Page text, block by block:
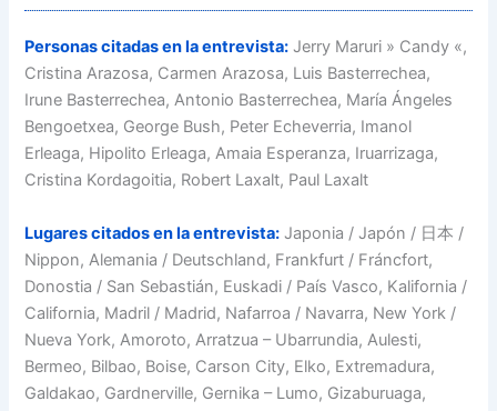
Personas citadas en la entrevista: Jerry Maruri » Candy «,
Cristina Arazosa, Carmen Arazosa, Luis Basterrechea,
Irune Basterrechea, Antonio Basterrechea, María Ángeles
Bengoetxea, George Bush, Peter Echeverria, Imanol
Erleaga, Hipolito Erleaga, Amaia Esperanza, Iruarrizaga,
Cristina Kordagoitia, Robert Laxalt, Paul Laxalt
Lugares citados en la entrevista: Japonia / Japón / 日本 /
Nippon, Alemania / Deutschland, Frankfurt / Fráncfort,
Donostia / San Sebastián, Euskadi / País Vasco, Kalifornia /
California, Madril / Madrid, Nafarroa / Navarra, New York /
Nueva York, Amoroto, Arratzua – Ubarrundia, Aulesti,
Bermeo, Bilbao, Boise, Carson City, Elko, Extremadura,
Galdakao, Gardnerville, Gernika – Lumo, Gizaburuaga,